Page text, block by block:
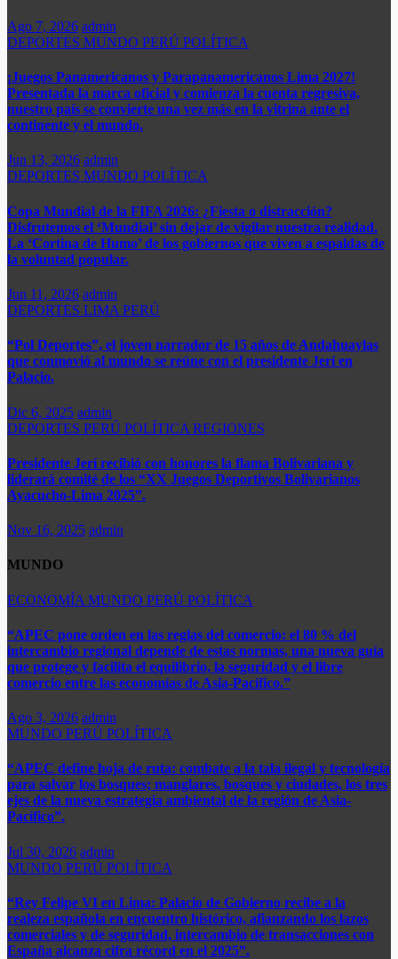
Ago 7, 2026 admin
DEPORTES MUNDO PERÚ POLÍTICA
¡Juegos Panamericanos y Parapanamericanos Lima 2027!
Presentada la marca oficial y comienza la cuenta regresiva,
nuestro país se convierte una vez más en la vitrina ante el
continente y el mundo.​
Jun 13, 2026 admin
DEPORTES MUNDO POLÍTICA
Copa Mundial de la FIFA 2026: ¿Fiesta o distracción?
Disfrutemos el ‘Mundial’ sin dejar de vigilar nuestra realidad.
La ‘Cortina de Humo’ de los gobiernos que viven a espaldas de
la voluntad popular.
Jun 11, 2026 admin
DEPORTES LIMA PERÚ
“Pol Deportes”, el joven narrador de 15 años de Andahuaylas
que conmovió al mundo se reúne con el presidente Jerí en
Palacio.
Dic 6, 2025 admin
DEPORTES PERÚ POLÍTICA REGIONES
Presidente Jerí recibió con honores la flama Bolivariana y
liderará comité de los “XX Juegos Deportivos Bolivarianos
Ayacucho-Lima 2025”.
Nov 16, 2025 admin
MUNDO
ECONOMÍA MUNDO PERÚ POLÍTICA
“APEC pone orden en las reglas del comercio: el 80 % del
intercambio regional depende de estas normas, una nueva guía
que protege y facilita el equilibrio, la seguridad y el libre
comercio entre las economías de Asia-Pacífico.”​
Ago 3, 2026 admin
MUNDO PERÚ POLÍTICA
“APEC define hoja de ruta: combate a la tala ilegal y tecnología
para salvar los bosques; manglares, bosques y ciudades, los tres
ejes de la nueva estrategia ambiental de la región de Asia-
Pacífico”.
Jul 30, 2026 admin
MUNDO PERÚ POLÍTICA
“Rey Felipe VI en Lima: Palacio de Gobierno recibe a la
realeza española en encuentro histórico, afianzando los lazos
comerciales y de seguridad, intercambio de transacciones con
España alcanza cifra récord en el 2025”.​